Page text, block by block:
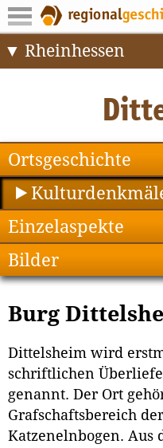
Rheinhessen
Ortsgeschichte
Einzelaspekte
Bilder
Burg
Dittelsheim wird
schriftlichen
genannt. Der Ort
Grafschaftsbereich
Katzenelnbogen. Aus